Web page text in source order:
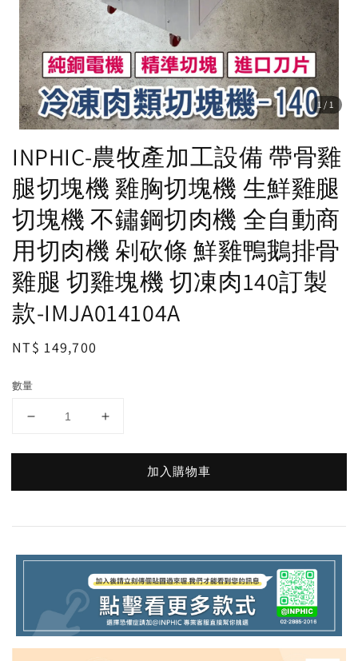
1 /1
INPHIC-農牧產加工設備 帶骨雞
腿切塊機 雞胸切塊機 生鮮雞腿
切塊機 不鏽鋼切肉機 全自動商
用切肉機 剁砍條 鮮雞鴨鵝排骨
雞腿 切雞塊機 切凍肉140訂製
款-IMJA014104A
Regular
NT$ 149,700
數量
加入購物車